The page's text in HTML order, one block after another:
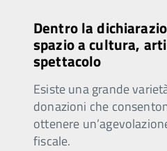
Dentro la
spazio a cultura,
spettacolo
Esiste una grande
donazioni che
ottenere
fiscale.